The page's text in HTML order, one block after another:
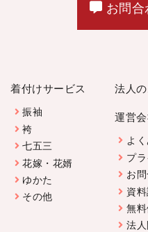
お問合
着付けサービス
振袖
袴
七五三
花嫁・花婿
ゆかた
その他
法人
運営
よ
プ
お
資
無
法